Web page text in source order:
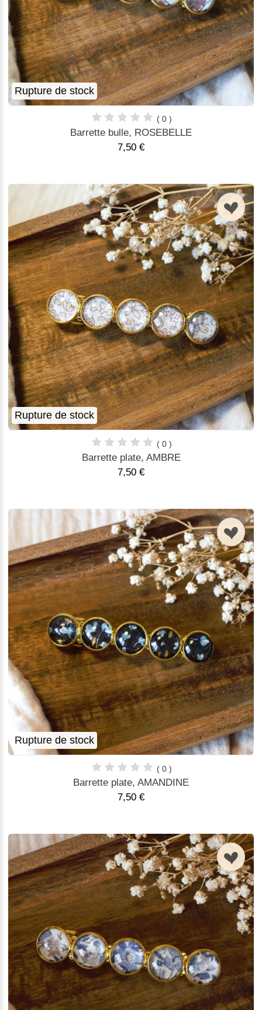
Rupture de stock
( 0 )
Barrette bulle, ROSEBELLE
7,50 €
Rupture de stock
n
( 0 )
Barrette plate, AMBRE
7,50 €
Rupture de stock
n
( 0 )
Barrette plate, AMANDINE
7,50 €
n